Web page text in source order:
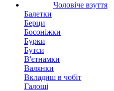
Чоловіче взуття
Балетки
Берци
Босоніжки
Бурки
Бутси
В'єтнамки
Валянки
Вкладиш в чобіт
Галоші